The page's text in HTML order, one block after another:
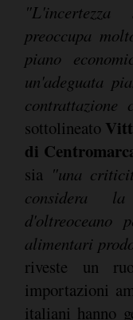
preoccupa
piano
un'adeguata
sottolineato
di
sia "una
considera
alimentari
riveste un
importazioni
italiani hanno